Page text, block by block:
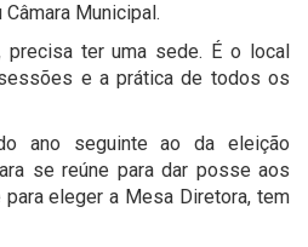
Municipal.
precisa ter uma sede. É o local
e a prática de todos os
ano seguinte ao da eleição
se reúne para dar posse aos
eleger a Mesa Diretora, tem